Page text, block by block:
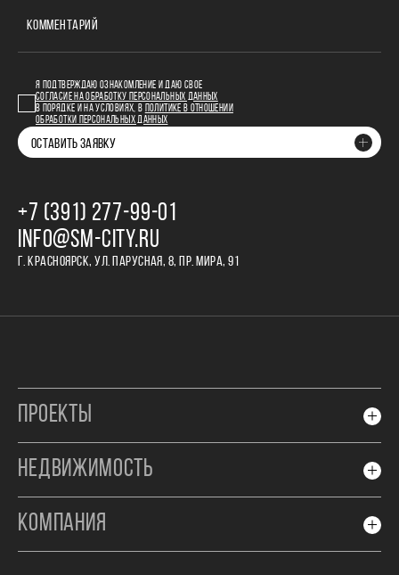
КОММЕНТАРИЙ
Я ПОДТВЕРЖДАЮ ОЗНАКОМЛЕНИЕ И ДАЮ СВОЕ
СОГЛАСИЕ НА ОБРАБОТКУ ПЕРСОНАЛЬНЫХ ДАННЫХ
В ПОРЯДКЕ И НА УСЛОВИЯХ, В
ПОЛИТИКЕ В ОТНОШЕНИИ
ОБРАБОТКИ ПЕРСОНАЛЬНЫХ ДАННЫХ
ОСТАВИТЬ ЗАЯВКУ
+7 (391) 277‒99‒01
INFO@SM-CITY.RU
Г. КРАСНОЯРСК, УЛ. ПАРУСНАЯ, 8, ПР. МИРА, 91
ПРОЕКТЫ
НЕДВИЖИМОСТЬ
КОМПАНИЯ